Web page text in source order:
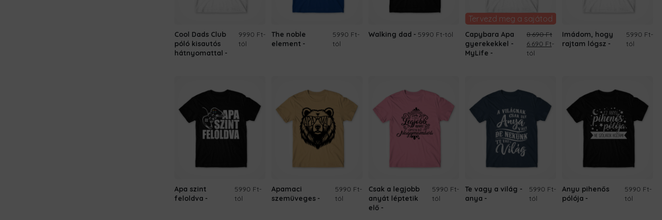
Cool Dads Club
póló kisautós
hátnyomattal
9990 Ft-
tól
The noble
element
5990 Ft-
tól
Walking dad 5990 Ft-tól
Tervezd meg a sajátod
Capybara Apa
gyerekekkel -
MyLife
8.690Ft
Original
price
6.690 FtCurrent
-
tól
Imádom, hogy
rajtam lógsz
5990 Ft-
tól
Apa szint
feloldva
5990 Ft-
tól
Apamaci
szemüveges
5990 Ft-
tól
Csak a legjobb
anyát léptetik
elő
5990 Ft-
tól
Te vagy a világ -
anya
5990 Ft-
tól
Anyu pihenős
pólója
5990 Ft-
tól